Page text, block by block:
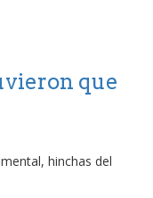
que
hinchas del